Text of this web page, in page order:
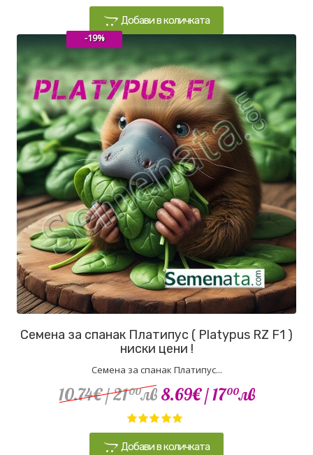
Добави в количката
Семена за спанак Платипус ( Platypus RZ F1 )
ниски цени !
Семена за спанак Платипус...
10.74€/ 2100лв 8.69€/ 1700лв
Добави в количката
-19%